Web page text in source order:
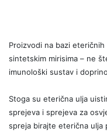
Proizvodi na bazi
sintetskim mirisima – ne
imunološki sustav i
Stoga su eterična ulja
sprejeva i sprejeva za
spreja birajte eterična ulja